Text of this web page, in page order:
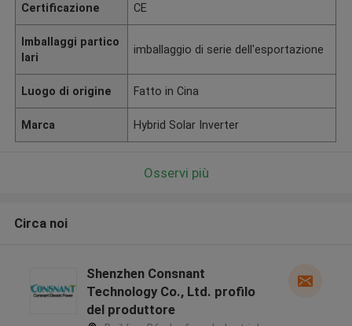
Certificazione CE
Imballaggi partico
lari
imballaggio di serie dell'esportazione
Luogo di origine Fatto in Cina
Marca Hybrid Solar Inverter
Osservi più
Circa noi
Shenzhen Consnant
Technology Co., Ltd. profilo
del produttore